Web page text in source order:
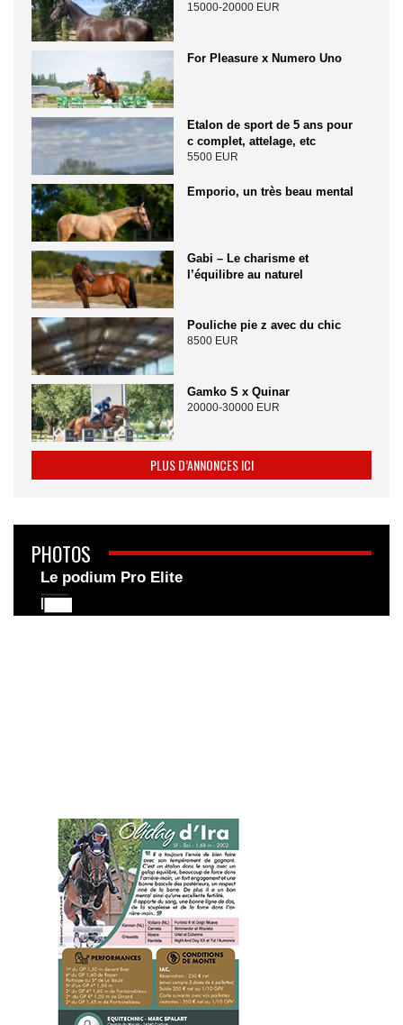
15000-20000 EUR
For Pleasure x Numero Uno
Etalon de sport de 5 ans pour
c complet, attelage, etc
5500 EUR
Emporio, un très beau mental
Gabi – Le charisme et
l’équilibre au naturel
Pouliche pie z avec du chic
8500 EUR
Gamko S x Quinar
20000-30000 EUR
PLUS D’ANNONCES ICI
PHOTOS
Le podium Pro Elite